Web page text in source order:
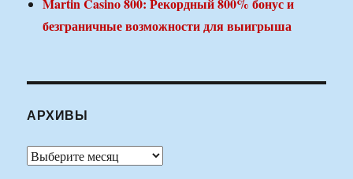
безграничные возможности для выигрыша
АРХИВЫ
Архивы